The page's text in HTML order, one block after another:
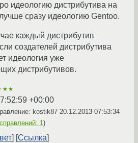
идеологию дистрибутива на
сразу идеологию Gentoo.
каждый дистрибутив
создателей дистрибутива
идеология уже
дистрибутивов.
+00:00
kostik87 20.12.2013 07:53:34
1)
Ссылка